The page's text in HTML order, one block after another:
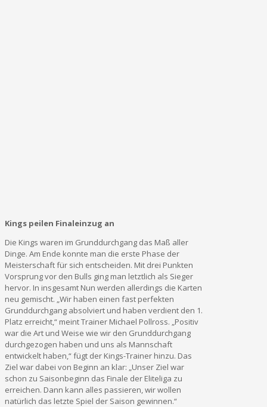
Kings peilen Finaleinzug an
Die Kings waren im Grunddurchgang das Maß aller
Dinge. Am Ende konnte man die erste Phase der
Meisterschaft für sich entscheiden. Mit drei Punkten
Vorsprung vor den Bulls ging man letztlich als Sieger
hervor. In insgesamt Nun werden allerdings die Karten
neu gemischt. „Wir haben einen fast perfekten
Grunddurchgang absolviert und haben verdient den 1.
Platz erreicht,“ meint Trainer Michael Pollross. „Positiv
war die Art und Weise wie wir den Grunddurchgang
durchgezogen haben und uns als Mannschaft
entwickelt haben,“ fügt der Kings-Trainer hinzu. Das
Ziel war dabei von Beginn an klar: „Unser Ziel war
schon zu Saisonbeginn das Finale der Eliteliga zu
erreichen. Dann kann alles passieren, wir wollen
natürlich das letzte Spiel der Saison gewinnen.“